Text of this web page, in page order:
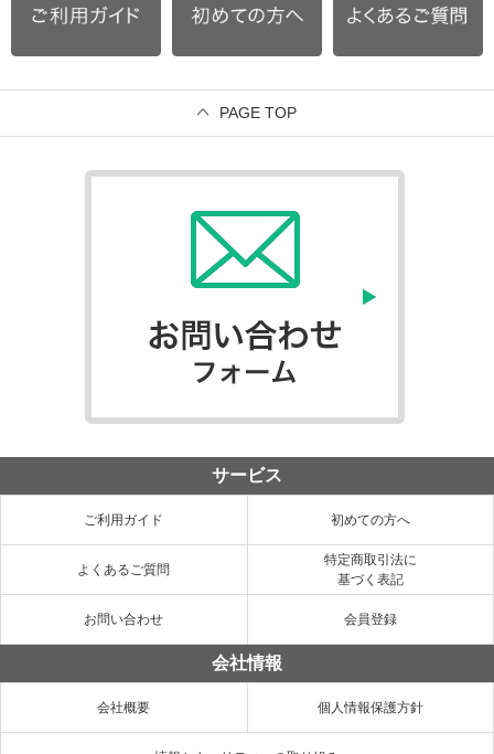
PAGE TOP
サービス
ご利用ガイド 初めての方へ
よくあるご質問
特定商取引法に
基づく表記
お問い合わせ 会員登録
会社情報
会社概要 個人情報保護方針